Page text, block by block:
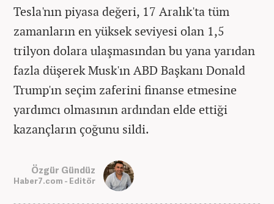
Tesla'nın piyasa değeri, 17 Aralık'ta tüm
zamanların en yüksek seviyesi olan 1,5
trilyon dolara ulaşmasından bu yana yarıdan
fazla düşerek Musk'ın ABD Başkanı Donald
Trump'ın seçim zaferini finanse etmesine
yardımcı olmasının ardından elde ettiği
kazançların çoğunu sildi.
Özgür Gündüz
Haber7.com - Editör